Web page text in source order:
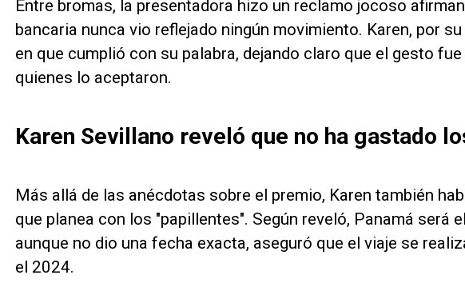
Entre bromas, la presentadora hizo un reclamo jocoso
bancaria nunca vio reflejado ningún movimiento. Karen, por
en que cumplió con su palabra, dejando claro que el gesto
quienes lo aceptaron.
Karen Sevillano reveló que no ha gastado
Más allá de las anécdotas sobre el premio, Karen también
que planea con los "papillentes". Según reveló, Panamá será
aunque no dio una fecha exacta, aseguró que el viaje se
el 2024.